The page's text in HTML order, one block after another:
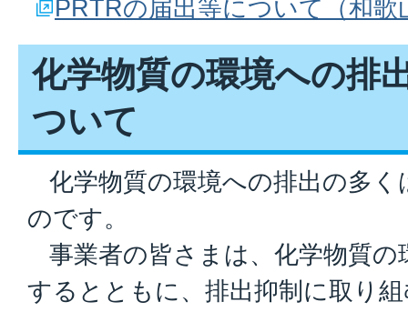
PRTRの届出等について（和歌
化学物質の環境への排
ついて
化学物質の環境への排出の多く
のです。
事業者の皆さまは、化学物質の
するとともに、排出抑制に取り